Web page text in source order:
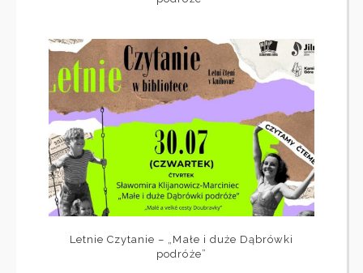
Letnie Czytanie – „Małe i duże Dąbrówki
podróże”